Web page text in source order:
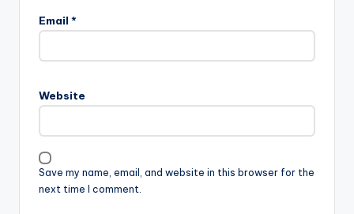
Email *
Website
Save my name, email, and website in this browser for the
next time I comment.